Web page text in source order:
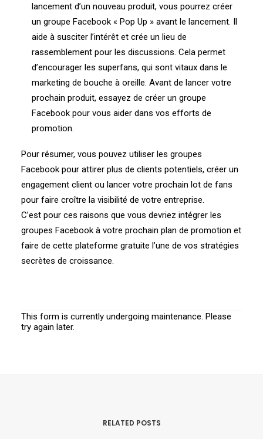
lancement d’un nouveau produit, vous pourrez créer
un groupe Facebook « Pop Up » avant le lancement. Il
aide à susciter l’intérêt et crée un lieu de
rassemblement pour les discussions. Cela permet
d’encourager les superfans, qui sont vitaux dans le
marketing de bouche à oreille. Avant de lancer votre
prochain produit, essayez de créer un groupe
Facebook pour vous aider dans vos efforts de
promotion.
Pour résumer, vous pouvez utiliser les groupes
Facebook pour attirer plus de clients potentiels, créer un
engagement client ou lancer votre prochain lot de fans
pour faire croître la visibilité de votre entreprise.
C’est pour ces raisons que vous devriez intégrer les
groupes Facebook à votre prochain plan de promotion et
faire de cette plateforme gratuite l’une de vos stratégies
secrètes de croissance.
This form is currently undergoing maintenance. Please
try again later.
RELATED POSTS